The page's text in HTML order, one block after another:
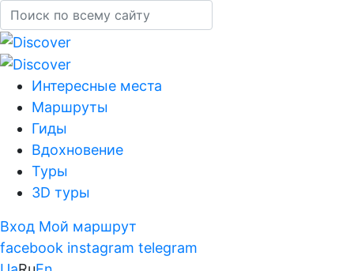
Интересные места
Маршруты
Гиды
Вдохновение
Туры
3D туры
Вход Мой маршрут
facebook instagram telegram